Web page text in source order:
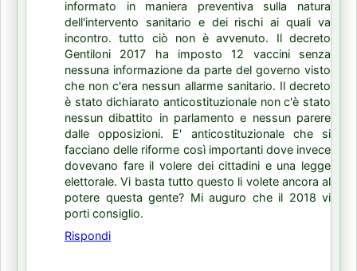
informato in maniera preventiva sulla natura
dell'intervento sanitario e dei rischi ai quali va
incontro. tutto ciò non è avvenuto. Il decreto
Gentiloni 2017 ha imposto 12 vaccini senza
nessuna informazione da parte del governo visto
che non c'era nessun allarme sanitario. Il decreto
è stato dichiarato anticostituzionale non c'è stato
nessun dibattito in parlamento e nessun parere
dalle opposizioni. E' anticostituzionale che si
facciano delle riforme così importanti dove invece
dovevano fare il volere dei cittadini e una legge
elettorale. Vi basta tutto questo li volete ancora al
potere questa gente? Mi auguro che il 2018 vi
porti consiglio.
Rispondi